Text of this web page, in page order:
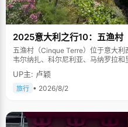
2025意大利之行10：五渔村
五渔村（Cinque Terre）位于意大利
韦尔纳扎、科尔尼利亚、马纳罗拉
山傍海，房屋色彩斑斓，1997年被列
UP主: 卢颖
旅行 • 2026/8/2